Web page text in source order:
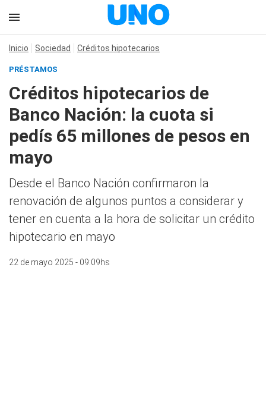
Inicio Sociedad Créditos hipotecarios
PRÉSTAMOS
Créditos hipotecarios de
Banco Nación: la cuota si
pedís 65 millones de pesos en
mayo
Desde el Banco Nación confirmaron la
renovación de algunos puntos a considerar y
tener en cuenta a la hora de solicitar un crédito
hipotecario en mayo
22 de mayo 2025 - 09:09hs